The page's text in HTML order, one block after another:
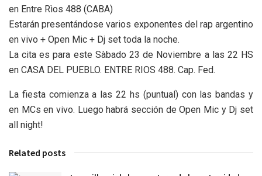
en Entre Rìos 488 (CABA)
Estarán presentándose varios exponentes del rap argentino
en vivo + Open Mic + Dj set toda la noche.
La cita es para este Sàbado 23 de Noviembre a las 22 HS
en CASA DEL PUEBLO. ENTRE RIOS 488. Cap. Fed.
La fiesta comienza a las 22 hs (puntual) con las bandas y
en MCs en vivo. Luego habrá sección de Open Mic y Dj set
all night!
Related posts